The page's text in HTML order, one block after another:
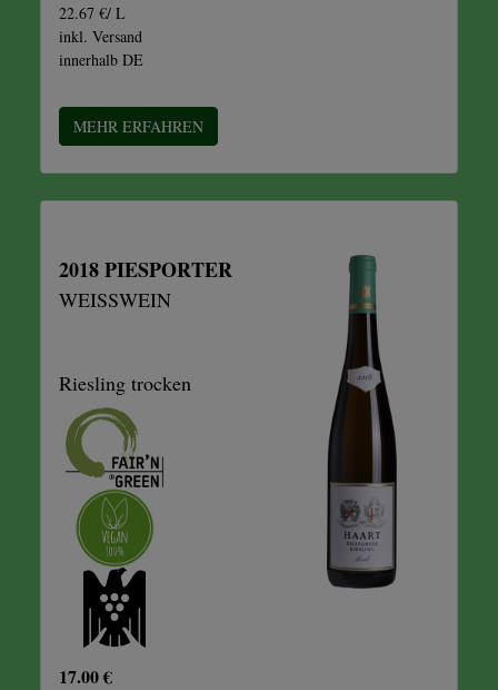
22.67 €/ L
inkl. Versand
innerhalb DE
MEHR ERFAHREN
2018 PIESPORTER
WEISSWEIN
Riesling trocken
17.00 €